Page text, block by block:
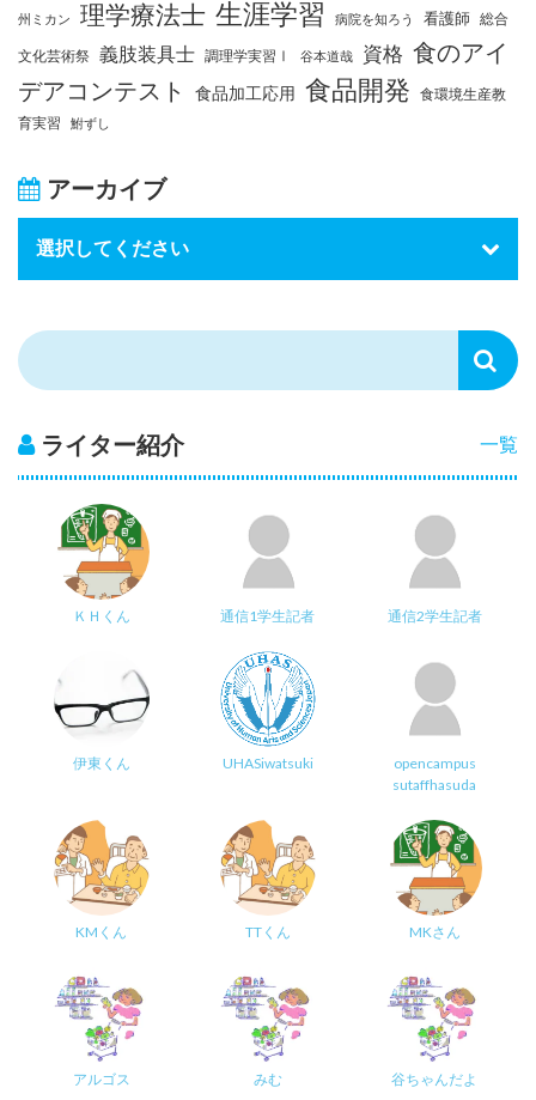
州ミカン 理学療法士 生涯学習 病院を知ろう 看護師 総合
文化芸術祭 義肢装具士 調理学実習Ⅰ 谷本道哉 資格 食のアイ
デアコンテスト
食品加工応用 食品開発 食環境生産教
育実習
鮒ずし
アーカイブ
一覧
ライター紹介
ＫＨくん 通信1学生記者 通信2学生記者
伊東くん UHASiwatsuki
opencampus
sutaffhasuda
KMくん TTくん MKさん
アルゴス みむ 谷ちゃんだよ